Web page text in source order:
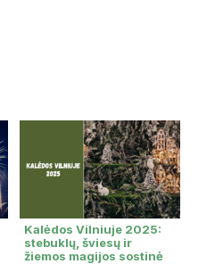
Kalėdos Vilniuje 2025:
stebuklų, šviesų ir
žiemos magijos sostinė